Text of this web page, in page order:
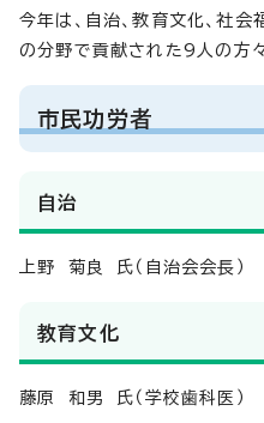
今年は、自治、教育文化、社会
の分野で貢献された9人の方々
市民功労者
自治
上野 菊良 氏（自治会会長）
教育文化
藤原 和男 氏（学校歯科医）